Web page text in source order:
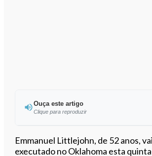
Ouça este artigo
Clique para reproduzir
Ouvir este artigo
Emmanuel Littlejohn, de 52 anos,
executado no Oklahoma esta